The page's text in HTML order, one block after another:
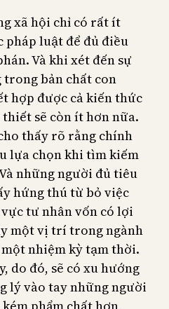
xã hội chỉ có rất ít
pháp luật để đủ điều
Và khi xét đến sự
bản chất con
hợp được cả kiến thức
sẽ còn ít hơn nữa.
thấy rõ rằng chính
lựa chọn khi tìm kiếm
những người đủ tiêu
hứng thú từ bỏ việc
tư nhân vốn có lợi
một vị trí trong ngành
nhiệm kỳ tạm thời.
do đó, sẽ có xu hướng
lý vào tay những người